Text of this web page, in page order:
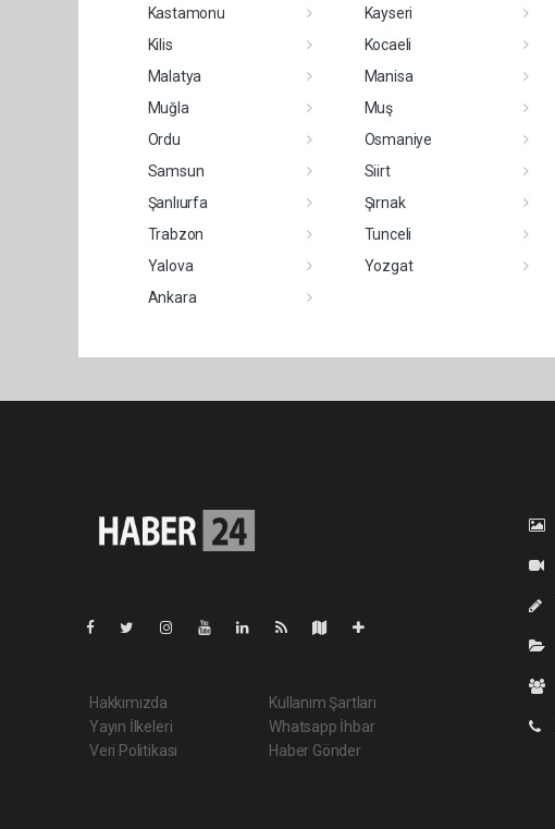
Kastamonu
Kayseri
Kilis
Kocaeli
Malatya
Manisa
Muğla
Muş
Ordu
Osmaniye
Samsun
Siirt
Şanlıurfa
Şırnak
Trabzon
Tunceli
Yalova
Yozgat
Ankara
Hakkımızda
Yayın İlkeleri
Veri Politikası
Kullanım Şartları
Whatsapp İhbar
Haber Gönder